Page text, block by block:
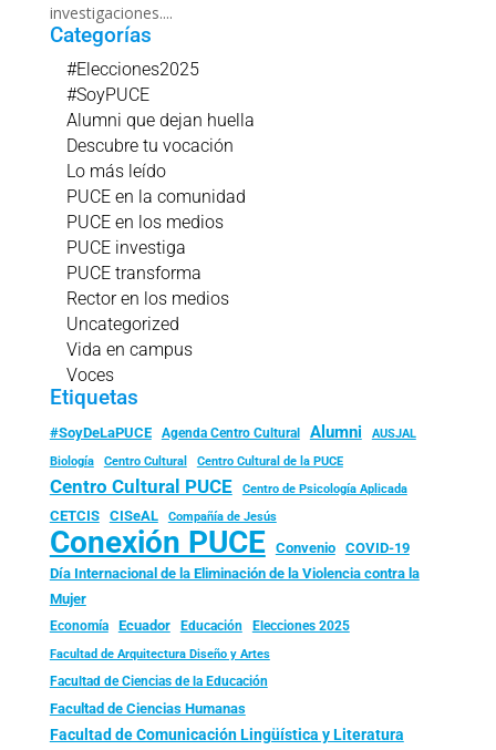
investigaciones....
Categorías
#Elecciones2025
#SoyPUCE
Alumni que dejan huella
Descubre tu vocación
Lo más leído
PUCE en la comunidad
PUCE en los medios
PUCE investiga
PUCE transforma
Rector en los medios
Uncategorized
Vida en campus
Voces
Etiquetas
#SoyDeLaPUCE Agenda Centro Cultural Alumni
AUSJAL
Biología
Centro Cultural Centro Cultural de la PUCE
Centro Cultural PUCE Centro de Psicología Aplicada
CETCIS CISeAL Compañía de Jesús
Conexión PUCE Convenio
COVID-19
Día Internacional de la Eliminación de la Violencia contra la
Mujer
Economía Ecuador Educación Elecciones 2025
Facultad de Arquitectura Diseño y Artes
Facultad de Ciencias de la Educación
Facultad de Ciencias Humanas
Facultad de Comunicación Lingüística y Literatura